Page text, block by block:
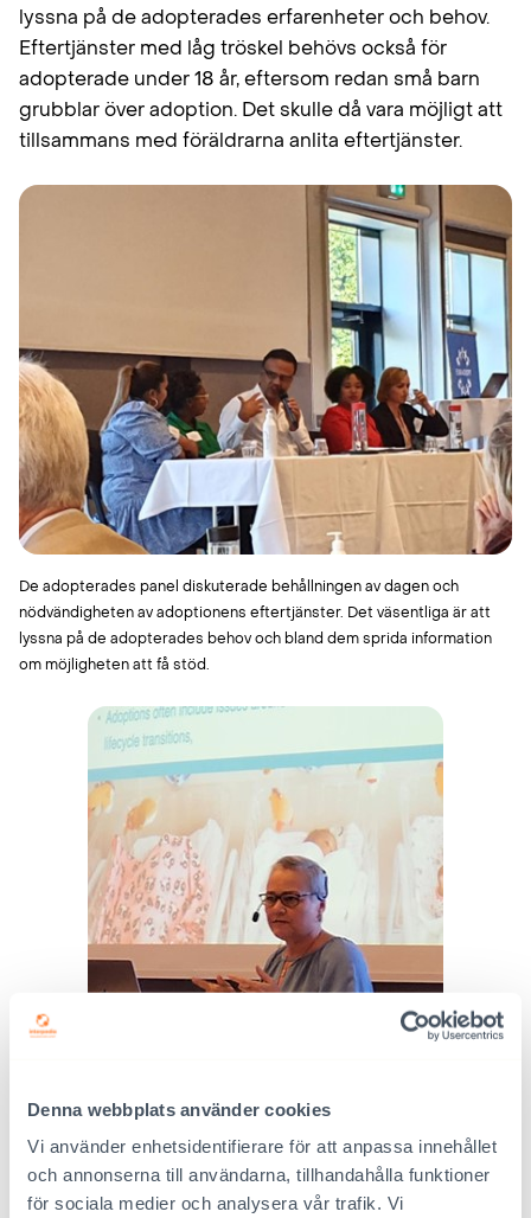
Denna webbplats använder cookies
Vi använder enhetsidentifierare för att anpassa innehållet
och annonserna till användarna, tillhandahålla funktioner
för sociala medier och analysera vår trafik. Vi
lyssna på de adopterades erfarenheter och behov.
Eftertjänster med låg tröskel behövs också för
adopterade under 18 år, eftersom redan små barn
grubblar över adoption. Det skulle då vara möjligt att
tillsammans med föräldrarna anlita eftertjänster.
De adopterades panel diskuterade behållningen av dagen och
nödvändigheten av adoptionens eftertjänster. Det väsentliga är att
lyssna på de adopterades behov och bland dem sprida information
om möjligheten att få stöd.
Föredraget som Abbas ledare Katinka Pieterse